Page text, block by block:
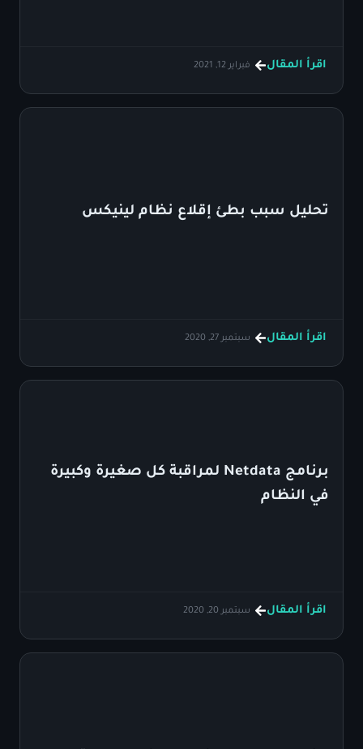
اقرأ المقال فبراير 12, 2021
تحليل سبب بطئ إقلاع نظام لينيكس
اقرأ المقال سبتمبر 27, 2020
برنامج Netdata لمراقبة كل صغيرة وكبيرة
في النظام
اقرأ المقال سبتمبر 20, 2020